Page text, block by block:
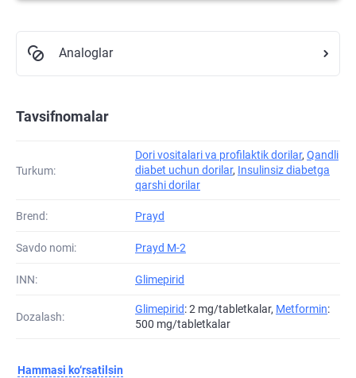
Analoglar
Tavsifnomalar
Turkum:
Dori vositalari va profilaktik dorilar, Qandli
diabet uchun dorilar, Insulinsiz diabetga
qarshi dorilar
Brend: Prayd
Savdo nomi: Prayd M-2
INN: Glimepirid
Dozalash:
Glimepirid: 2 mg/tabletkalar, Metformin:
500 mg/tabletkalar
Hammasi ko‘rsatilsin